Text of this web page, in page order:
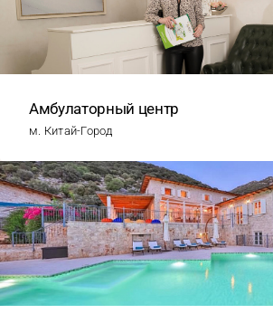
Амбулаторный центр
м. Китай-Город